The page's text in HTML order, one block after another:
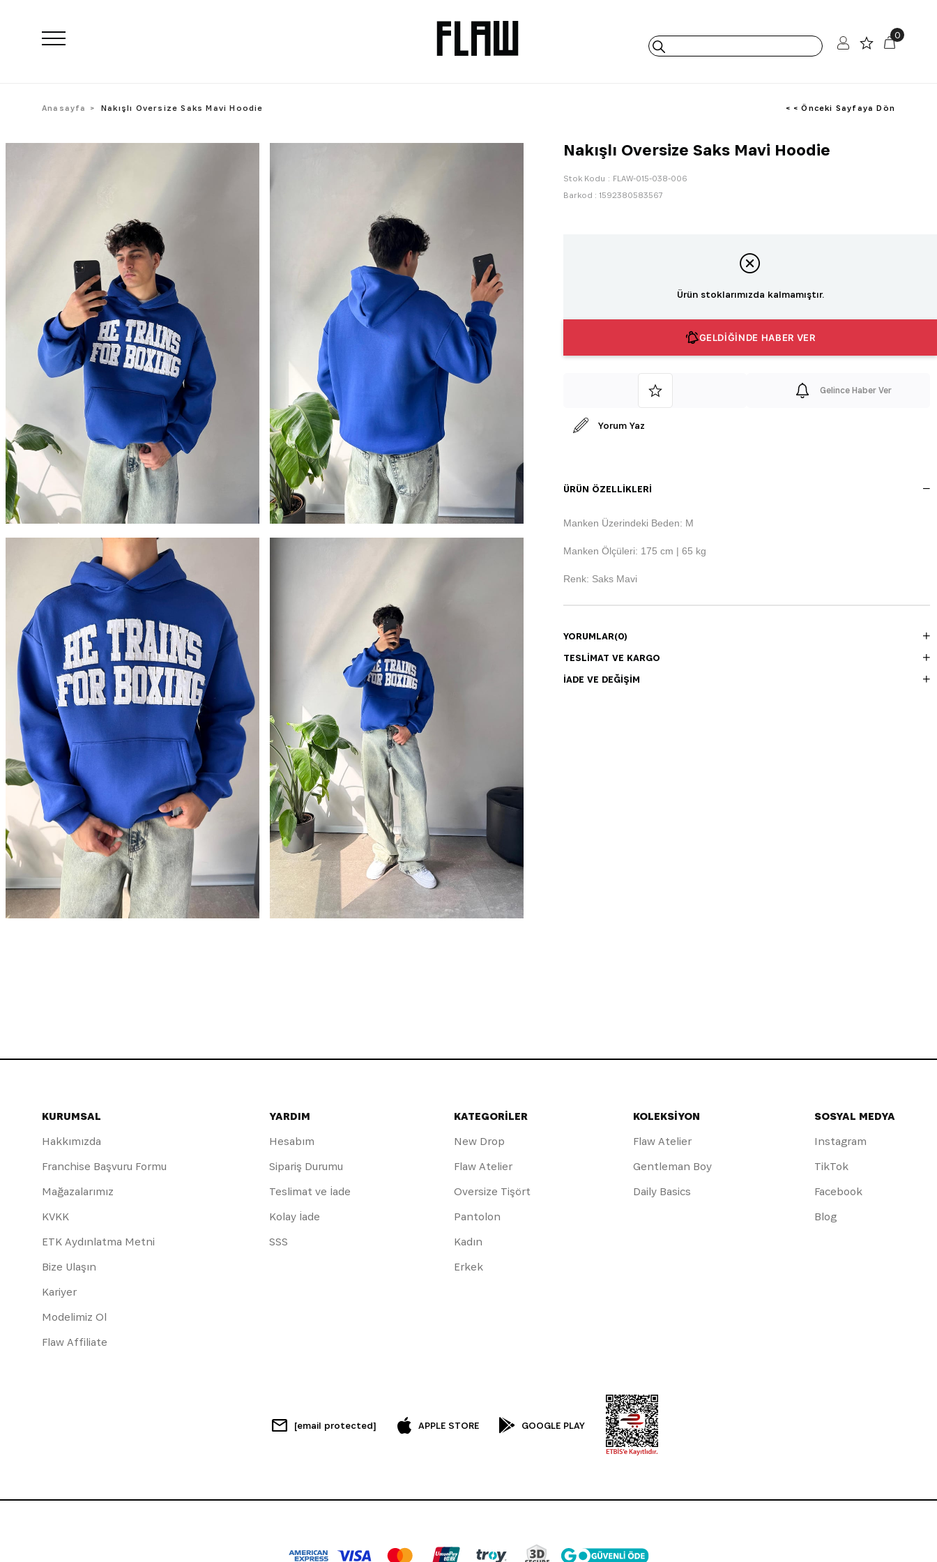
0
Anasayfa Nakışlı Oversize Saks Mavi Hoodie < < Önceki Sayfaya Dön
Nakışlı Oversize Saks Mavi Hoodie
Stok Kodu
FLAW-015-038-006
Barkod : 1592380583567
Ürün stoklarımızda kalmamıştır.
GELDİĞİNDE HABER VER
Gelince Haber Ver
Yorum Yaz
ÜRÜN ÖZELLIKLERI
Manken Üzerindeki Beden: M
Manken Ölçüleri: 175 cm | 65 kg
Renk: Saks Mavi
YORUMLAR(0)
TESLIMAT VE KARGO
İADE VE DEĞIŞIM
KURUMSAL
Hakkımızda
Franchise Başvuru Formu
Mağazalarımız
KVKK
ETK Aydınlatma Metni
Bize Ulaşın
Kariyer
Modelimiz Ol
Flaw Affiliate
YARDIM
Hesabım
Sipariş Durumu
Teslimat ve İade
Kolay İade
SSS
KATEGORİLER
New Drop
Flaw Atelier
Oversize Tişört
Pantolon
Kadın
Erkek
KOLEKSİYON
Flaw Atelier
Gentleman Boy
Daily Basics
SOSYAL MEDYA
Instagram
TikTok
Facebook
Blog
[email protected] APPLE STORE GOOGLE PLAY